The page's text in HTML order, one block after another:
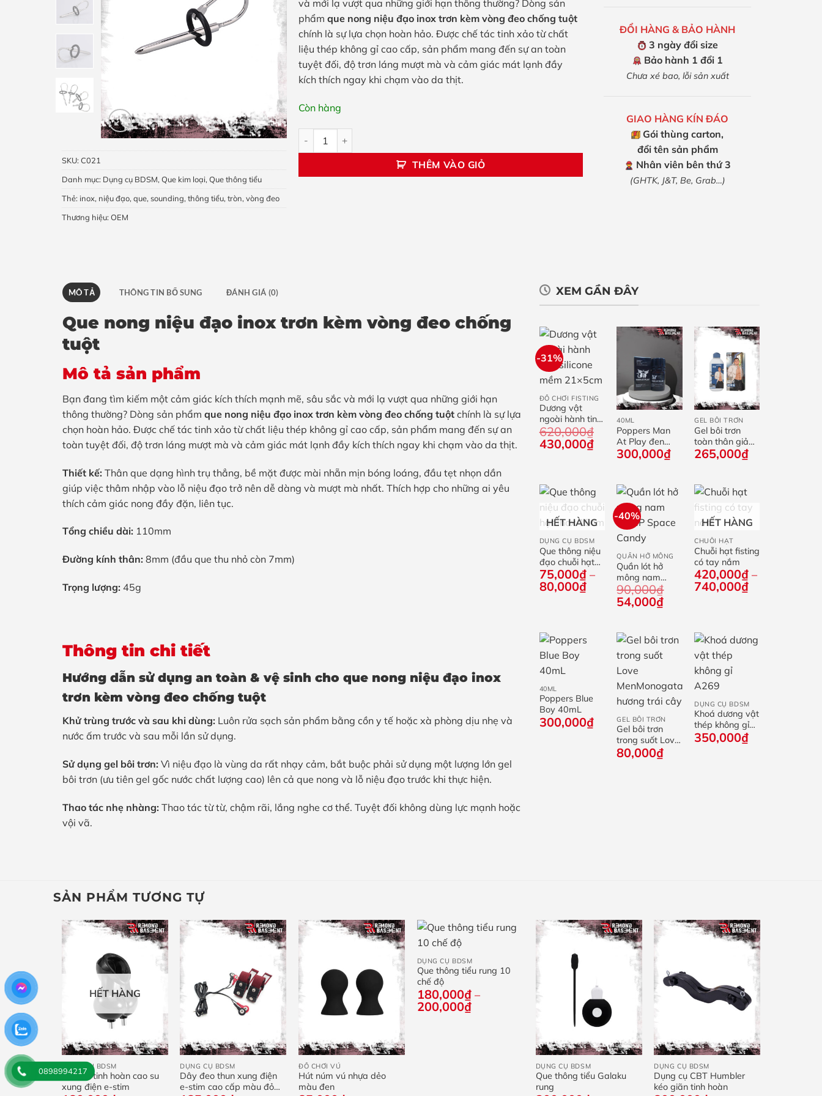
SKU: C021
Danh mục: Dụng cụ BDSM, Que kim loại, Que thông tiểu
Thẻ: inox, niệu đạo, que, sounding, thông tiểu, tròn, vòng đeo
Thương hiệu: OEM
và mới lạ vượt qua những giới hạn thông thường? Dòng sản
phẩmque nong niệu đạo inox trơn kèm vòng đeo chống tuột
chính là sự lựa chọn hoàn hảo. Được chế tác tinh xảo từ chất
liệu thép không gỉ cao cấp, sản phẩm mang đến sự an toàn
tuyệt đối, độ trơn láng mượt mà và cảm giác mát lạnh đầy
kích thích ngay khi chạm vào da thịt.
Còn hàng
THÊM VÀO GIỎ
ĐỔI HÀNG & BẢO HÀNH
3 ngày đổi size
Bảo hành 1 đổi 1
Chưa xé bao, lỗi sản xuất
GIAO HÀNG KÍN ĐÁO
Gói thùng carton,
đổi tên sản phẩm
Nhân viên bên thứ 3
(GHTK, J&T, Be, Grab…)
MÔ TẢ THÔNG TIN BỔ SUNG ĐÁNH GIÁ (0)
Que nong niệu đạo inox trơn kèm vòng đeo chống
tuột
Mô tả sản phẩm
Bạn đang tìm kiếm một cảm giác kích thích mạnh mẽ, sâu sắc và mới lạ vượt qua những giới hạn
thông thường? Dòng sản phẩm que nong niệu đạo inox trơn kèm vòng đeo chống tuột chính là sự lựa
chọn hoàn hảo. Được chế tác tinh xảo từ chất liệu thép không gỉ cao cấp, sản phẩm mang đến sự an
toàn tuyệt đối, độ trơn láng mượt mà và cảm giác mát lạnh đầy kích thích ngay khi chạm vào da thịt.
Thiết kế: Thân que dạng hình trụ thẳng, bề mặt được mài nhẵn mịn bóng loáng, đầu tẹt nhọn dần
giúp việc thâm nhập vào lỗ niệu đạo trở nên dễ dàng và mượt mà nhất. Thích hợp cho những ai yêu
thích cảm giác nong đầy đặn, liên tục.
Tổng chiều dài: 110mm
Đường kính thân: 8mm (đầu que thu nhỏ còn 7mm)
Trọng lượng: 45g
Thông tin chi tiết
Hướng dẫn sử dụng an toàn & vệ sinh cho que nong niệu đạo inox
trơn kèm vòng đeo chống tuột
Khử trùng trước và sau khi dùng: Luôn rửa sạch sản phẩm bằng cồn y tế hoặc xà phòng dịu nhẹ và
nước ấm trước và sau mỗi lần sử dụng.
Sử dụng gel bôi trơn: Vì niệu đạo là vùng da rất nhạy cảm, bắt buộc phải sử dụng một lượng lớn gel
bôi trơn (ưu tiên gel gốc nước chất lượng cao) lên cả que nong và lỗ niệu đạo trước khi thực hiện.
Thao tác nhẹ nhàng: Thao tác từ từ, chậm rãi, lắng nghe cơ thể. Tuyệt đối không dùng lực mạnh hoặc
vội vã.
XEM GẦN ĐÂY
-31%
ĐỒ CHƠI FISTING
Dương vật
ngoài hành tinh
silicone mềm
21×5cm
620,000₫
Giá
gốc
430,000₫Giá
hiện
430,000₫.
+
40ML
Poppers Man
At Play đen
40mL
300,000₫
GEL BÔI TRƠN
Gel bôi trơn
toàn thân giả
tinh dịch Lovcae
265,000₫
+
HẾT HÀNG
DỤNG CỤ BDSM
Que thông niệu
đạo chuỗi hạt
inox 15cm
75,000₫ –
80,000₫Khoảng
giá:
80,000₫
-40%
QUẦN HỞ MÔNG
Quần lót hở
mông nam
PUMP Space
Candy
90,000₫
Giá
gốc
90,000₫.
54,000₫Giá
54,000₫.
+
HẾT HÀNG
CHUỖI HẠT
Chuỗi hạt fisting
có tay nắm
420,000₫ –
740,000₫Khoảng
740,000₫
40ML
Poppers Blue
Boy 40mL
300,000₫
+
GEL BÔI TRƠN
Gel bôi trơn
trong suốt Love
MenMonogatari
hương trái cây
80,000₫
+
DỤNG CỤ BDSM
Khoá dương vật
thép không gỉ
A269
350,000₫
SẢN PHẨM TƯƠNG TỰ
+
HẾT HÀNG
DỤNG CỤ BDSM
Túi bọc tinh hoàn cao su
xung điện e-stim
+
DỤNG CỤ BDSM
Dây đeo thun xung điện
e-stim cao cấp màu đỏ
+
ĐỒ CHƠI VÚ
Hút núm vú nhựa dẻo
màu đen
DỤNG CỤ BDSM
Que thông tiểu rung 10
chế độ
180,000₫ –
200,000₫Khoảng
giá:
+
DỤNG CỤ BDSM
Que thông tiểu Galaku
rung
+
DỤNG CỤ BDSM
Dụng cụ CBT Humbler
kéo giãn tinh hoàn
định khoá0898994217